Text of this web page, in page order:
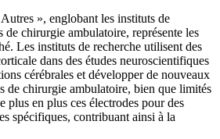
», englobant les instituts de
de chirurgie ambulatoire, représente les
Les instituts de recherche utilisent des
dans des études neuroscientifiques
cérébrales et développer de nouveaux
de chirurgie ambulatoire, bien que limités
plus en plus ces électrodes pour des
spécifiques, contribuant ainsi à la